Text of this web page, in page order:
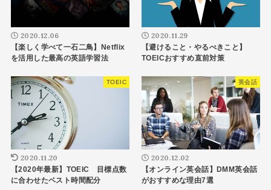
2020.12.06
【楽しく学べて一石二鳥】Netflix
を活用した最高の英語学習法
2020.11.29
【避けること・やるべきこと】
TOEICおすすめ直前対策
TOEIC
2020.11.20
【2020年最新】TOEIC 目標点数
に合わせたベスト時間配分
英会話
2020.12.02
【オンライン英会話】DMM英会話
がおすすめな理由7選